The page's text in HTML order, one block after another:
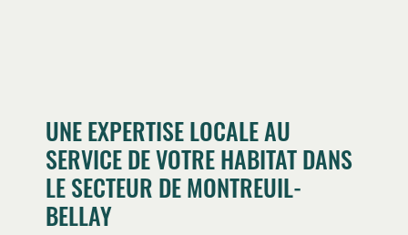
UNE EXPERTISE LOCALE AU
SERVICE DE VOTRE HABITAT DANS
LE SECTEUR DE MONTREUIL-
BELLAY